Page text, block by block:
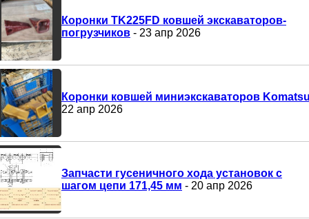
Коронки TK225FD ковшей экскаваторов-
погрузчиков - 23 апр 2026
Коронки ковшей миниэкскаваторов
22 апр 2026
Запчасти гусеничного хода установок с
шагом цепи 171,45 мм - 20 апр 2026